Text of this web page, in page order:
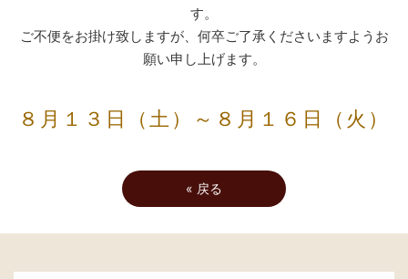
す。
ご不便をお掛け致しますが、何卒ご了承くださいますようお
願い申し上げます。
８月１３日（土）～８月１６日（火）
« 戻る